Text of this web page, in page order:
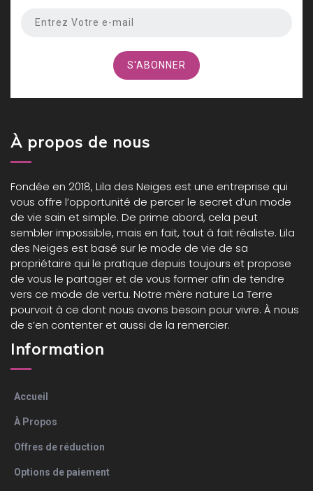
À propos de nous
Fondée en 2018, Lila des Neiges est une entreprise qui
vous offre l’opportunité de percer le secret d’un mode
de vie sain et simple. De prime abord, cela peut
sembler impossible, mais en fait, tout à fait réaliste. Lila
des Neiges est basé sur le mode de vie de sa
propriétaire qui le pratique depuis toujours et propose
de vous le partager et de vous former afin de tendre
vers ce mode de vertu. Notre mère nature La Terre
pourvoit à ce dont nous avons besoin pour vivre. À nous
de s’en contenter et aussi de la remercier.
Information
Accueil
À Propos
Offres de réduction
Options de paiement